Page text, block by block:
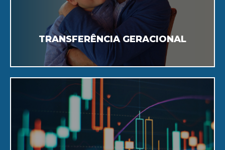
TRANSFERÊNCIA GERACIONAL
Trusts e Fundações: ferramentas para
Proteção, análise e otimização do
portfólio, hoje e amanhã.
Saiba Mais